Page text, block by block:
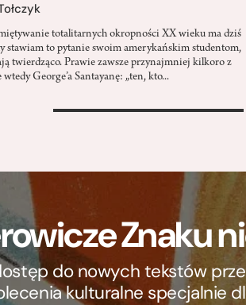
totalitarnych okropności XX wieku ma dziś
stawiam to pytanie swoim amerykańskim studentom,
twierdząco. Prawie zawsze przynajmniej kilkoro z
George’a Santayanę: „ten, kto...
>
Znaku
do nowych tekstów
kulturalne specjalnie